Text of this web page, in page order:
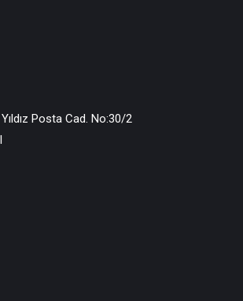
Posta Cad. No:30/2